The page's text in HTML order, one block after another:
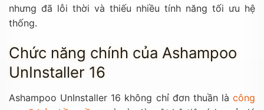
nhưng đã lỗi thời và thiếu nhiều tính năng tối ưu hệ
thống.
Chức năng chính của Ashampoo
UnInstaller 16
Ashampoo UnInstaller 16 không chỉ đơn thuần là công